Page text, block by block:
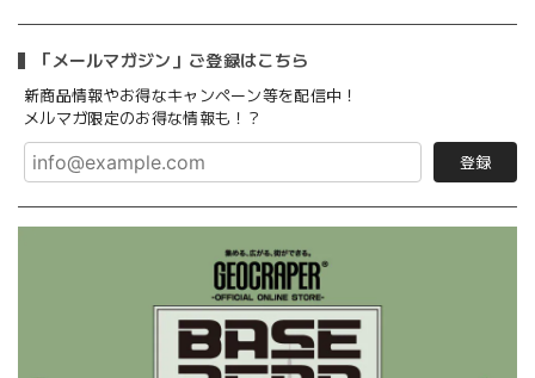
「メールマガジン」ご登録はこちら
新商品情報やお得なキャンペーン等を配信中！
メルマガ限定のお得な情報も！？
登録